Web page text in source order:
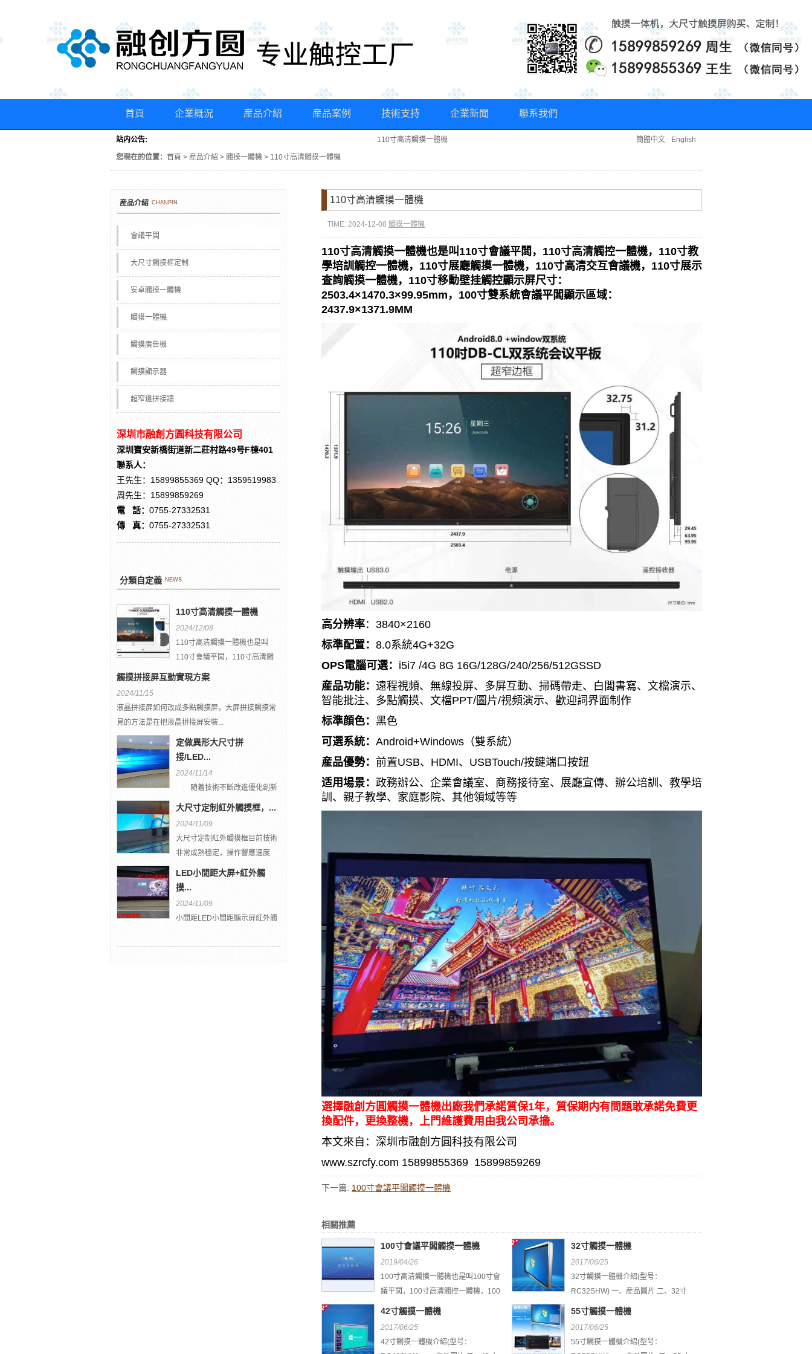
首頁 企業概況 産品介紹 産品案例 技術支持 企業新聞 聯系我們
站内公告: 110寸高清觸摸一體機 觸摸拼接屏互動實現方案 定做異形大尺寸拼接/LED紅外觸摸框，直角弧形觸摸屏紅外觸摸框案例
簡體中文 English
您現在的位置： 首頁 > 産品介紹 > 觸摸一體機 > 110寸高清觸摸一體機
産品介紹 CHANPIN
會議平闆
大尺寸觸摸框定制
安卓觸摸一體機
觸摸一體機
觸摸廣告機
觸摸顯示器
超窄邊拼接牆
深圳市融創方圓科技有限公司
深圳寶安新橋街道新二莊村路49号F棟401
聯系人：
王先生：15899855369 QQ：1359519983
周先生：15899859269
電 話： 0755-27332531
傳 真： 0755-27332531
分類自定義 NEWS
110寸高清觸摸一體機
2024/12/08
110寸高清觸摸一體機也是叫
110寸會議平闆，110寸高清觸
控一體機，110寸教學培...
觸摸拼接屏互動實現方案
2024/11/15
液晶拼接屏如何改成多點觸摸屏，大屏拼接觸摸常
見的方法是在把液晶拼接屏安裝...
定做異形大尺寸拼
接/LED...
2024/11/14
随着技術不斷改進優化創新
突破各種瓶頸，融創方圓定制大
大尺寸定制紅外觸摸框，...
2024/11/09
大尺寸定制紅外觸摸框目前技術
非常成熟穩定，操作響應速度
快，性能高，免驅動...
LED小間距大屏+紅外觸
摸...
2024/11/09
小間距LED小間距顯示屏紅外觸
廳，小間距LED觸摸...
110寸高清觸摸一體機
TIME: 2024-12-08 觸摸一體機
110寸高清觸摸一體機也是叫110寸會議平闆，110寸高清觸控一體機，110寸教
學培訓觸控一體機，110寸展廳觸摸一體機，110寸高清交互會議機，110寸展示
查詢觸摸一體機，110寸移動壁挂觸控顯示屏尺寸：
2503.4×1470.3×99.95mm，100寸雙系統會議平闆顯示區域：
2437.9×1371.9MM
高分辨率：3840×2160
标準配置： 8.0系統4G+32G
OPS電腦可選： i5i7 /4G 8G 16G/128G/240/256/512GSSD
産品功能： 遠程視頻、無線投屏、多屏互動、掃碼帶走、白闆書寫、文檔演示、
智能批注、多點觸摸、文檔PPT/圖片/視頻演示、歡迎詞界面制作
标準顔色： 黑色
可選系統： Android+Windows（雙系統）
産品優勢： 前置USB、HDMI、USBTouch/按鍵端口按鈕
适用場景： 政務辦公、企業會議室、商務接待室、展廳宣傳、辦公培訓、教學培
訓、親子教學、家庭影院、其他領域等等
選擇融創方圓觸摸一體機出廠我們承諾質保1年，質保期内有問題敢承諾免費更
換配件，更換整機，上門維護費用由我公司承擔。
本文來自：深圳市融創方圓科技有限公司
www.szrcfy.com 15899855369 15899859269
下一篇: 100寸會議平闆觸摸一體機
相關推薦
100寸會議平闆觸摸一體機
2019/04/26
100寸高清觸摸一體機也是叫100寸會
議平闆，100寸高清觸控一體機，100
寸教學培...
32寸觸摸一體機
2017/06/25
32寸觸摸一體機介紹(型号：
RC32SHW) 一、産品圖片 二、32寸
觸摸一體機優勢特...
42寸觸摸一體機
2017/06/25
42寸觸摸一體機介紹(型号：
55寸觸摸一體機
2017/06/25
55寸觸摸一體機介紹(型号：